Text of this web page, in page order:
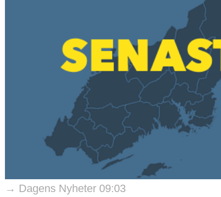
→ Dagens Nyheter 09:03